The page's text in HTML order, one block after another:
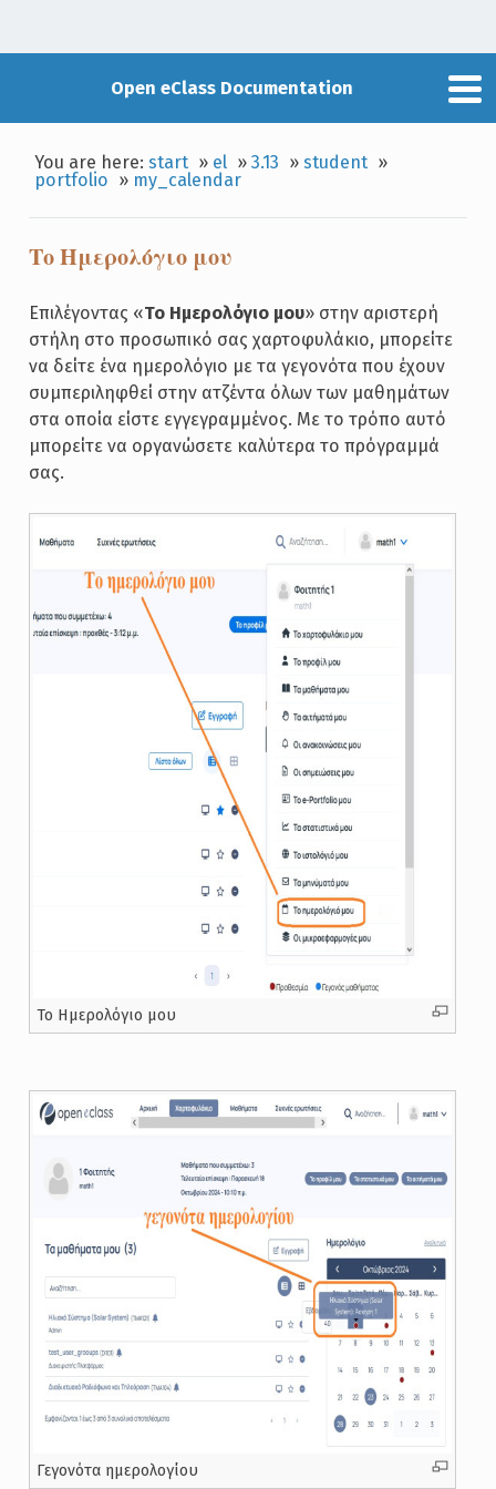
Open eClass Documentation
You are here:start » el »3.13 »student »
portfolio » my_calendar
Το Ημερολόγιο μου
Επιλέγοντας «Το Ημερολόγιο μου» στην αριστερή
στήλη στο προσωπικό σας χαρτοφυλάκιο, μπορείτε
να δείτε ένα ημερολόγιο με τα γεγονότα που έχουν
συμπεριληφθεί στην ατζέντα όλων των μαθημάτων
στα οποία είστε εγγεγραμμένος. Με το τρόπο αυτό
μπορείτε να οργανώσετε καλύτερα το πρόγραμμά
σας.
Το Ημερολόγιο μου
Γεγονότα ημερολογίου